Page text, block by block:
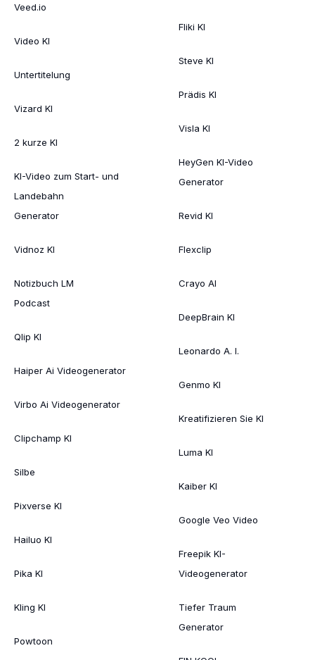
Veed.io
Video KI
Untertitelung
Vizard KI
2 kurze KI
KI-Video zum Start- und
Landebahn
Generator
Vidnoz KI
Notizbuch LM
Podcast
Qlip KI
Haiper Ai Videogenerator
Virbo Ai Videogenerator
Clipchamp KI
Silbe
Pixverse KI
Hailuo KI
Pika KI
Kling KI
Powtoon
Fliki KI
Steve KI
Prädis KI
Visla KI
HeyGen KI-Video
Generator
Revid KI
Flexclip
Crayo AI
DeepBrain KI
Leonardo A. I.
Genmo KI
Kreatifizieren Sie KI
Luma KI
Kaiber KI
Google Veo Video
Freepik KI-
Videogenerator
Tiefer Traum
Generator